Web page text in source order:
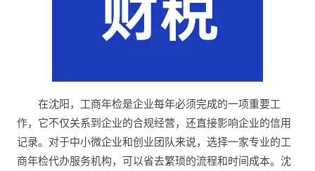
在沈阳，工商年检是企业每年必须完成的一项重要工
作，它不仅关系到企业的合规经营，还直接影响企业的信用
记录。对于中小微企业和创业团队来说，选择一家专业的工
商年检代办服务机构，可以省去繁琐的流程和时间成本。沈